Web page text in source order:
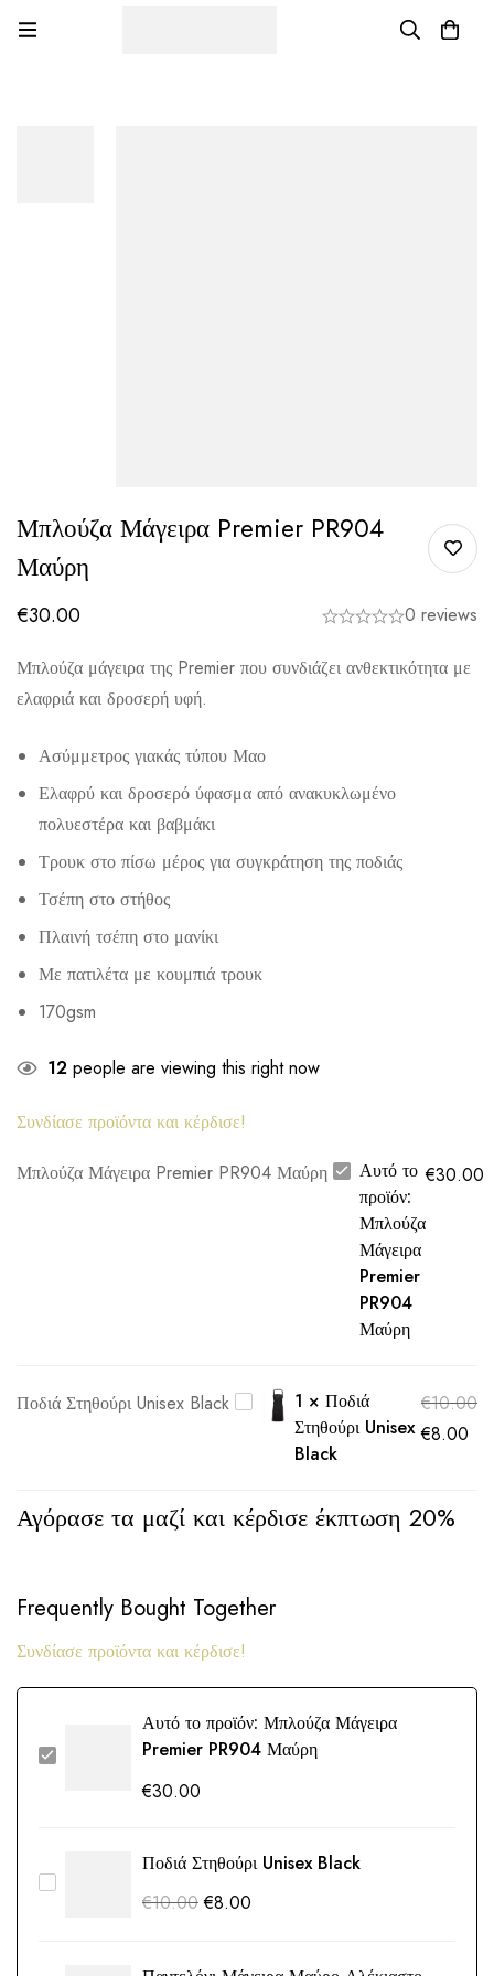
Μπλούζα Μάγειρα Premier PR904
Μαύρη
€30.00 0 reviews
Μπλούζα μάγειρα της Premier που συνδιάζει ανθεκτικότητα με
ελαφριά και δροσερή υφή.
Ασύμμετρος γιακάς τύπου Μαο
Ελαφρύ και δροσερό ύφασμα από ανακυκλωμένο
πολυεστέρα και βαβμάκι
Τρουκ στο πίσω μέρος για συγκράτηση της ποδιάς
Τσέπη στο στήθος
Πλαινή τσέπη στο μανίκι
Με πατιλέτα με κουμπιά τρουκ
170gsm
12 people are viewing this right now
Συνδίασε προϊόντα και κέρδισε!
Μπλούζα Μάγειρα Premier PR904 Μαύρη
Αυτό το
προϊόν:
Μπλούζα
Μάγειρα
Premier
PR904
Μαύρη
€30.00
Ποδιά Στηθούρι Unisex Black 1 ×Ποδιά
Στηθούρι Unisex
Black
€10.00
€8.00
Αγόρασε τα μαζί και κέρδισε έκπτωση 20%
Frequently Bought Together
Συνδίασε προϊόντα και κέρδισε!
Αυτό το προϊόν: Μπλούζα Μάγειρα
Premier PR904 Μαύρη
€30.00
Ποδιά Στηθούρι Unisex Black
€10.00 €8.00